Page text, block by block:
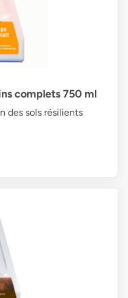
complets 750 ml
des sols résilients